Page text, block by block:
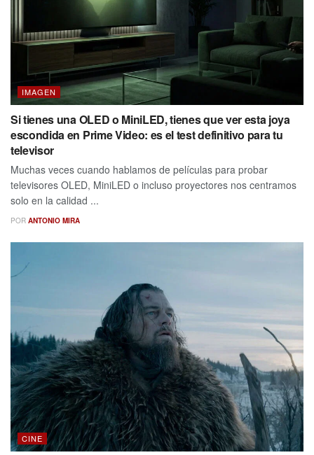
IMAGEN
Si tienes una OLED o MiniLED, tienes que ver esta joya
escondida en Prime Video: es el test definitivo para tu
televisor
Muchas veces cuando hablamos de películas para probar
televisores OLED, MiniLED o incluso proyectores nos centramos
solo en la calidad ...
POR ANTONIO MIRA
CINE